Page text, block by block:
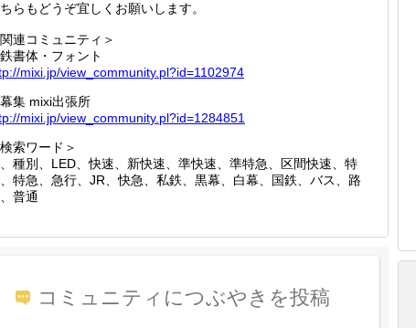
らもどうぞ宜しくお願いします。
連コミュニティ＞
書体・フォント
mixi.jp/view_community.pl?id=1102974
集 mixi出張所
mixi.jp/view_community.pl?id=1284851
索ワード＞
種別、LED、快速、新快速、準快速、準特急、区間快速、特
特急、急行、JR、快急、私鉄、黒幕、白幕、国鉄、バス、路
普通
コミュニティにつぶやきを投稿